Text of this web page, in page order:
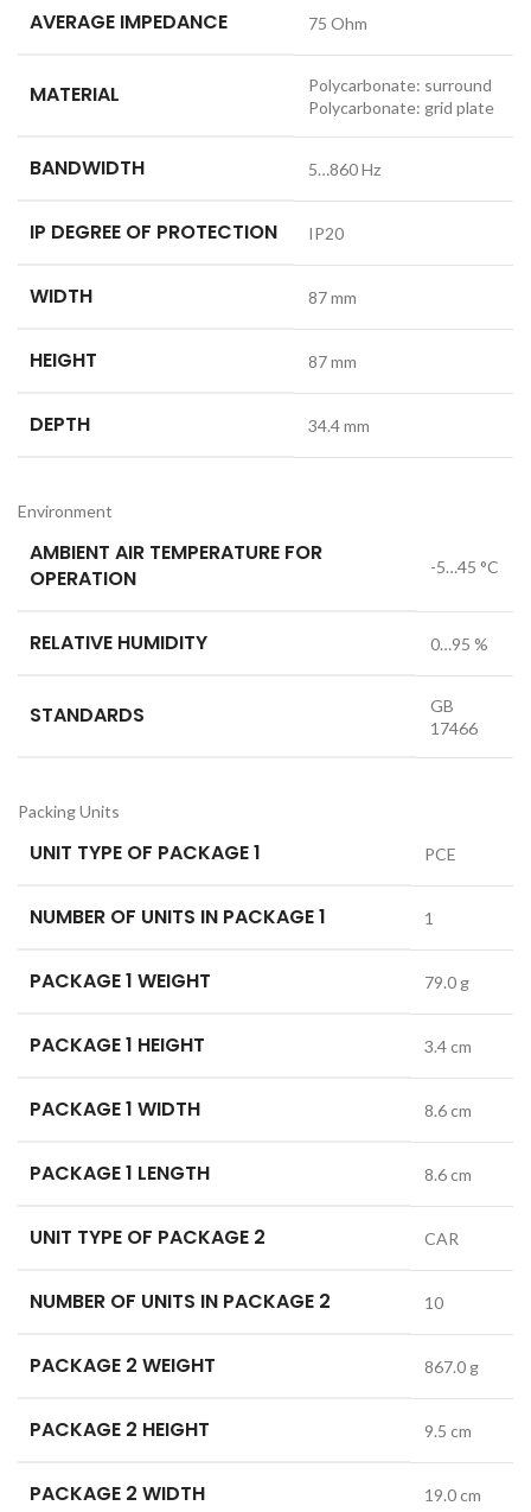
AVERAGE IMPEDANCE 75 Ohm
MATERIAL
Polycarbonate: surround
Polycarbonate: grid plate
BANDWIDTH 5…860 Hz
IP DEGREE OF PROTECTION IP20
WIDTH 87 mm
HEIGHT 87 mm
DEPTH 34.4 mm
Environment
AMBIENT AIR TEMPERATURE FOR
OPERATION
-5…45 °C
RELATIVE HUMIDITY 0…95 %
STANDARDS
GB
17466
Packing Units
UNIT TYPE OF PACKAGE 1 PCE
NUMBER OF UNITS IN PACKAGE 1 1
PACKAGE 1 WEIGHT 79.0 g
PACKAGE 1 HEIGHT 3.4 cm
PACKAGE 1 WIDTH 8.6 cm
PACKAGE 1 LENGTH 8.6 cm
UNIT TYPE OF PACKAGE 2 CAR
NUMBER OF UNITS IN PACKAGE 2 10
PACKAGE 2 WEIGHT 867.0 g
PACKAGE 2 HEIGHT 9.5 cm
PACKAGE 2 WIDTH 19.0 cm